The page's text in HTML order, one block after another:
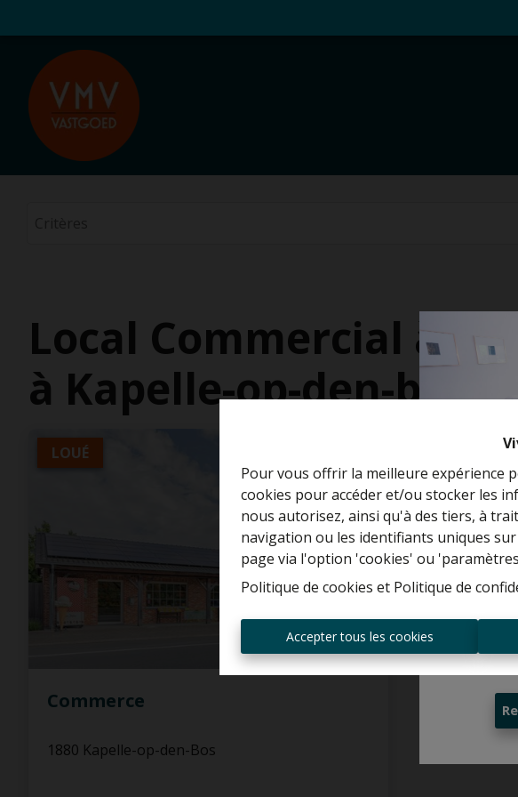
Pour vous offrir la meilleure expérience
cookies pour accéder et/ou stocker les
nous autorisez, ainsi qu'à des tiers, à
navigation ou les identifiants uniques
page via l'option 'cookies' ou
Politique de cookies et Politique de
Accepter tous les cookies
Local Commercial à
à Kapelle-op-den-bos
LOUÉ
Commerce
1880 Kapelle-op-den-Bos
Curieux